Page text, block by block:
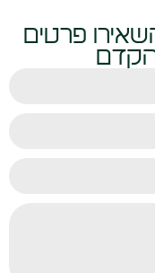
פרטים